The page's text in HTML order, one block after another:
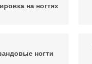
на ногтях
ногти